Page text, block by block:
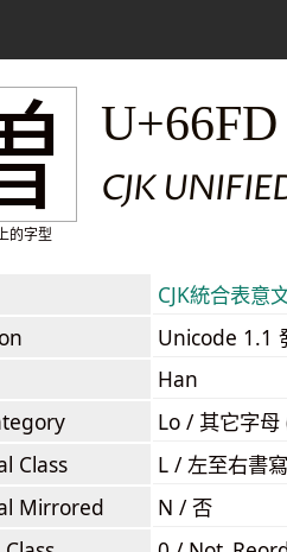
的字型
U+66FD
CJK
CJK統合表
Unicode 1.1
Han
Lo / 其它字
Class
L / 左至右書寫
Mirrored
N / 否